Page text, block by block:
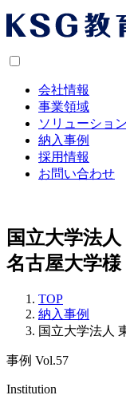
会社情報
事業領域
ソリューション
納入事例
採用情報
お問い合わせ
国立大学法
名古屋大学様
TOP
納入事例
国立大学法人
事例 Vol.57
Institution